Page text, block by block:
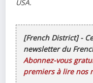
USA.
[French District] -
newsletter du
Abonnez-vous
premiers à lire nos